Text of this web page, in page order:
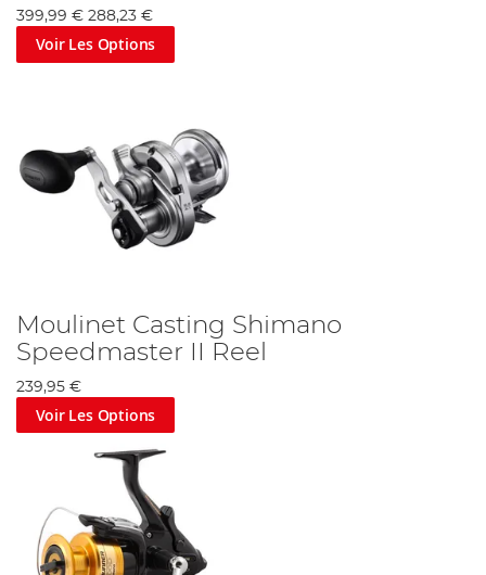
399,99 € 288,23 €
Voir Les Options
Moulinet Casting Shimano
Speedmaster II Reel
239,95 €
Voir Les Options